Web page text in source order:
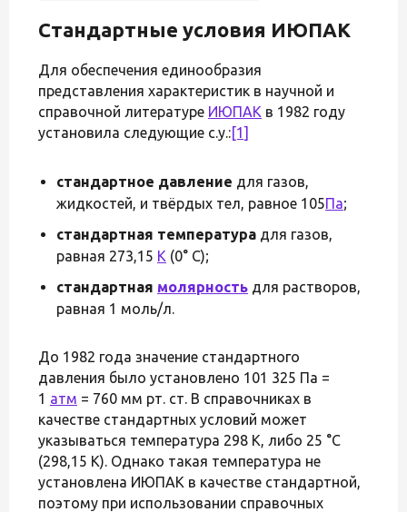
Стандартные условия ИЮПАК
Для обеспечения единообразия
представления характеристик в научной и
справочной литературе ИЮПАК в 1982 году
установила следующие с.у.:[1]
стандартное давление для газов,
жидкостей, и твёрдых тел, равное 105Па;
стандартная температура для газов,
равная 273,15 К (0° С);
стандартная молярность для растворов,
равная 1 моль/л.
До 1982 года значение стандартного
давления было установлено 101 325 Па =
1 атм = 760 мм рт. ст. В справочниках в
качестве стандартных условий может
указываться температура 298 K, либо 25 °С
(298,15 К). Однако такая температура не
установлена ИЮПАК в качестве стандартной,
поэтому при использовании справочных